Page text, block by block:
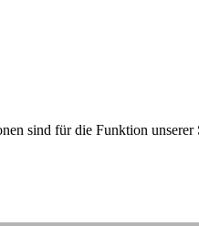
sind für die Funktion